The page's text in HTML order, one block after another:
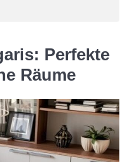
Perfekte
Räume